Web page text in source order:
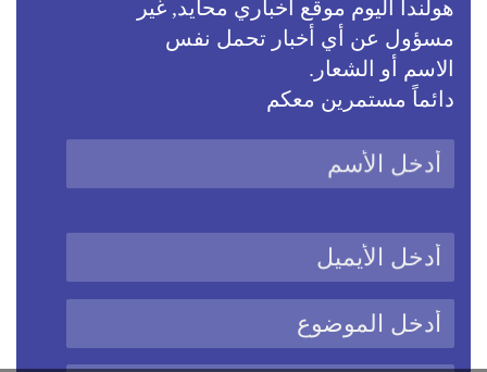
هولندا اليوم موقع اخباري محايد, غير
مسؤول عن أي أخبار تحمل نفس
الاسم أو الشعار.
دائماً مستمرين معكم